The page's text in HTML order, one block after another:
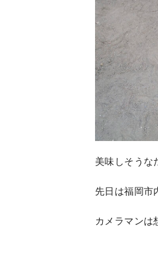
美味しそうな
先日は福岡市
カメラマンは